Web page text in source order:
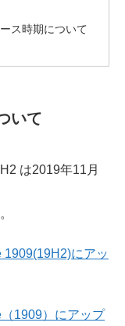
ス時期について
いて
は2019年11月
にアッ
1909）にアップ